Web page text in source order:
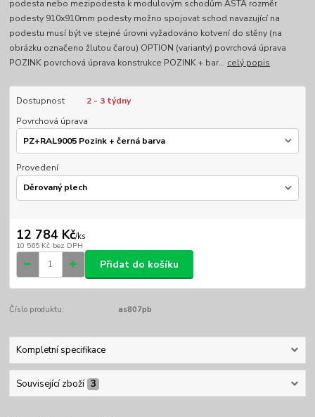
podesta nebo mezipodesta k modulovým schodům ASTA rozměr
podesty 910x910mm podesty možno spojovat schod navazující na
podestu musí být ve stejné úrovni vyžadováno kotvení do stěny (na
obrázku označeno žlutou čarou) OPTION (varianty) povrchová úprava
POZINK povrchová úprava konstrukce POZINK + bar... celý popis
Dostupnost
2 - 3 týdny
Povrchová úprava
Provedení
12 784 Kč/ks
10 565 Kč bez DPH
Přidat do košíku
Číslo produktu: as807pb
Kompletní specifikace
Související zboží 3